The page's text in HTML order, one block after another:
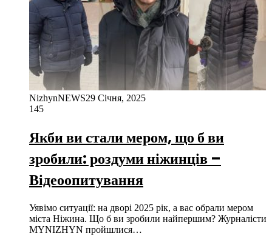
NizhynNEWS29 Січня, 2025
145
Якби ви стали мером, що б ви
зробили: роздуми ніжинців –
Відеоопитування
Уявімо ситуації: на дворі 2025 рік, а вас обрали мером
міста Ніжина. Що б ви зробили найпершим? Журналісти
MYNIZHYN пройшлися…